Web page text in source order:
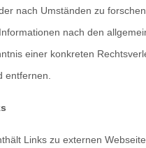
nach Umständen zu
nach den
einer konkreten
entfernen.
Links zu externen